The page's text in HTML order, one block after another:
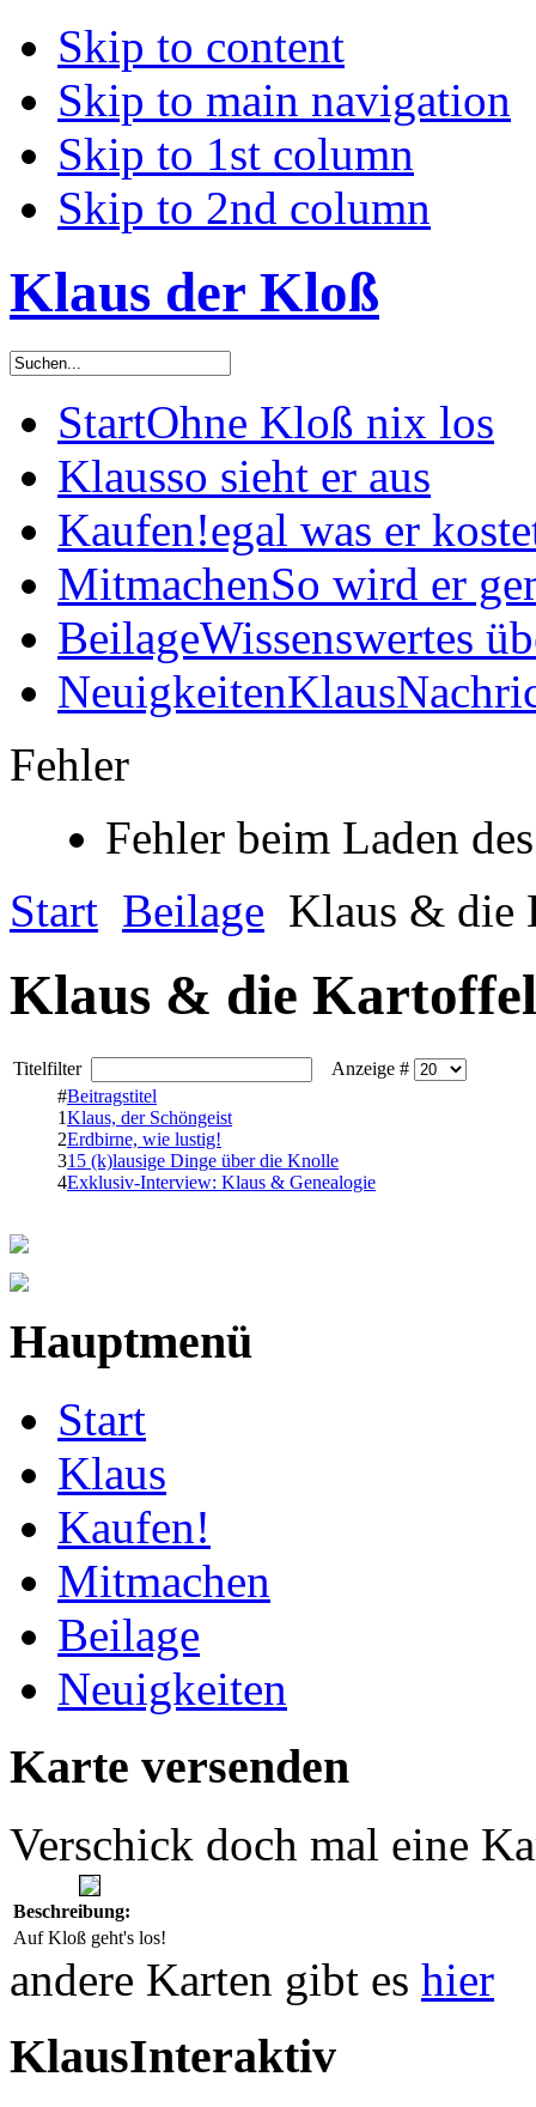
Skip to content
Skip to main navigation
Skip to 1st column
Skip to 2nd column
Klaus der Kloß
StartOhne Kloß nix los
Klausso sieht er aus
Kaufen!egal was er
MitmachenSo wird er
BeilageWissenswertes
Neuigkeiten
Fehler
Fehler beim Laden
Start Beilage Klaus & die
Klaus & die Kartoffel
Titelfilter
Anzeige #
#Beitragstitel
1Klaus, der Schöngeist
2Erdbirne, wie lustig!
315 (k)lausige Dinge über die Knolle
4Exklusiv-Interview: Klaus & Genealogie
Hauptmenü
Start
Klaus
Kaufen!
Mitmachen
Beilage
Neuigkeiten
Karte versenden
Verschick doch mal eine
Beschreibung:
Auf Kloß geht's los!
andere Karten gibt es hier
KlausInteraktiv